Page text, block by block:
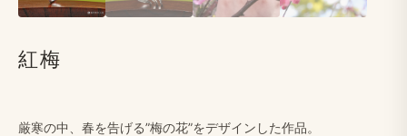
紅梅
厳寒の​中、​春を​告げる​”梅の​花”を​デザインした​作品。